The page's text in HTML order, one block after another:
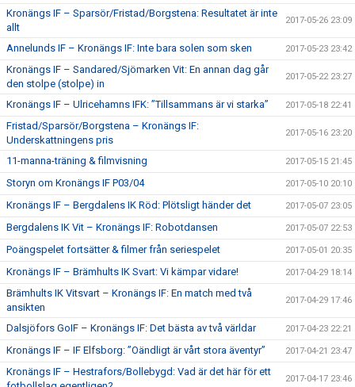
Kronängs IF – Sparsör/Fristad/Borgstena: Resultatet är inte
allt
2017-05-26 23:09
Annelunds IF – Kronängs IF: Inte bara solen som sken 2017-05-23 23:42
Kronängs IF – Sandared/Sjömarken Vit: En annan dag går
den stolpe (stolpe) in
2017-05-22 23:27
Kronängs IF – Ulricehamns IFK: ”Tillsammans är vi starka” 2017-05-18 22:41
Fristad/Sparsör/Borgstena – Kronängs IF:
Underskattningens pris
2017-05-16 23:20
11-manna-träning & filmvisning 2017-05-15 21:45
Storyn om Kronängs IF P03/04 2017-05-10 20:10
Kronängs IF – Bergdalens IK Röd: Plötsligt händer det 2017-05-07 23:05
Bergdalens IK Vit – Kronängs IF: Robotdansen 2017-05-07 22:53
Poängspelet fortsätter & filmer från seriespelet 2017-05-01 20:35
Kronängs IF – Brämhults IK Svart: Vi kämpar vidare! 2017-04-29 18:14
Brämhults IK Vitsvart – Kronängs IF: En match med två
ansikten
2017-04-29 17:46
Dalsjöfors GoIF – Kronängs IF: Det bästa av två världar 2017-04-23 22:21
Kronängs IF – IF Elfsborg: ”Oändligt är vårt stora äventyr” 2017-04-21 23:47
Kronängs IF – Hestrafors/Bollebygd: Vad är det här för ett
2017-04-17 23:46